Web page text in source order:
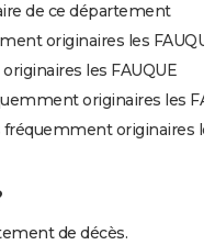
de ce département
originaires les
les FAUQUE
originaires les
originaires
de décès.